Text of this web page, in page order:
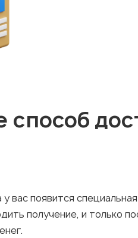
способ
вас появится
получение, и только